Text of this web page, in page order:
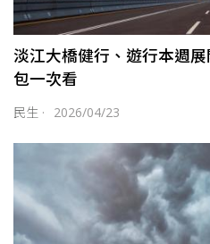
淡江大橋健行、遊行本週
包一次看
民生 · 2026/04/23